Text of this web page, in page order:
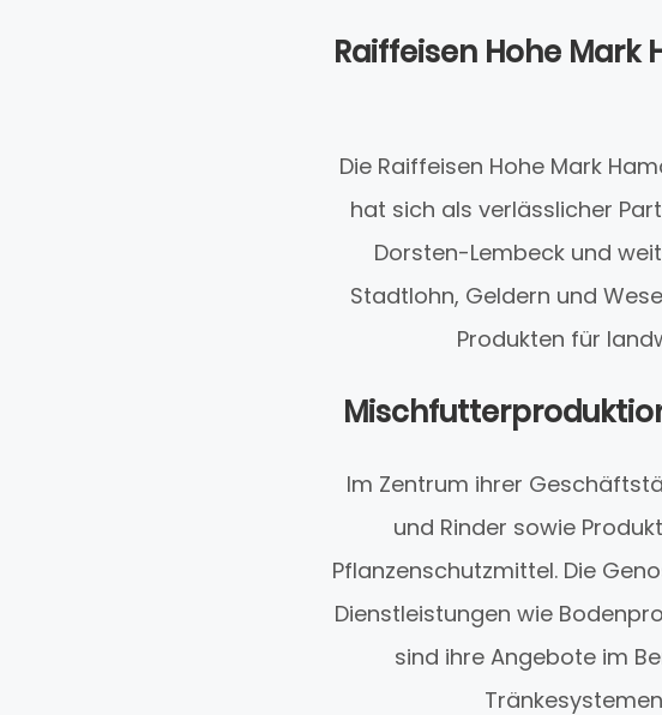
Raiffeisen Hohe
Die Raiffeisen Hohe Mark
hat sich als verlässlicher
Dorsten-Lembeck und
Stadtlohn, Geldern und
Produkten für
Im Zentrum ihrer
und Rinder sowie
Pflanzenschutzmittel. Die
Dienstleistungen wie
sind ihre Angebote im